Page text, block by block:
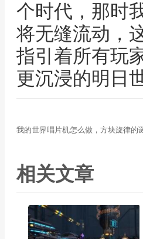
个时代，那时
将无缝流动，
指引着所有玩
更沉浸的明日
我的世界唱片机怎么做，方块旋律的
相关文章